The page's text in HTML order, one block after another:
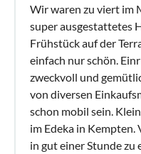
Wir waren zu viert im
super ausgestattetes
Frühstück auf der
einfach nur schön.
zweckvoll und
von diversen
schon mobil sein.
im Edeka in Kempten.
in gut einer Stunde zu